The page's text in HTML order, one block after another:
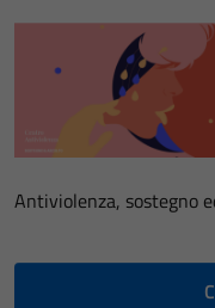
Antiviolenza, sostegno